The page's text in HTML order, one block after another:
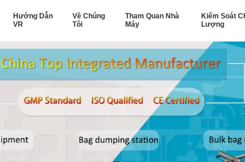
Hướng Dẫn
VR
Về Chúng
Tôi
Tham Quan Nhà
Máy
Kiểm Soát
Lượng